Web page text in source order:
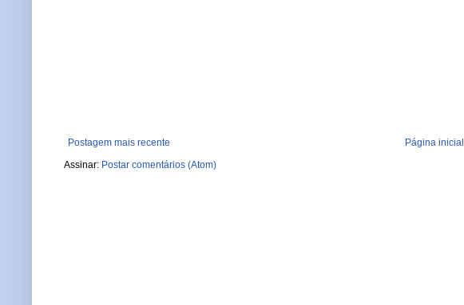
Postagem mais recente
Página inicial
Assinar: Postar comentários (Atom)